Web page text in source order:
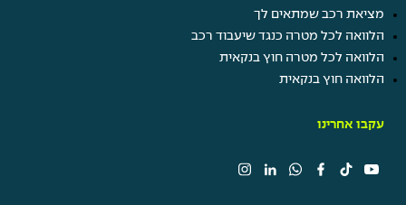
מציאת רכב שמתאים לך
הלוואה לכל מטרה כנגד שיעבוד רכב
הלוואה לכל מטרה חוץ בנקאית
הלוואה חוץ בנקאית
עקבו אחרינו